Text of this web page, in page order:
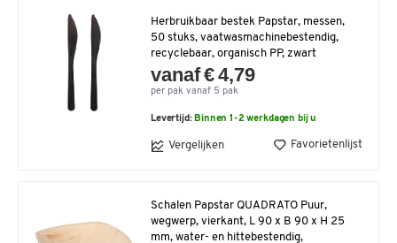
Herbruikbaar bestek Papstar, messen,
50 stuks, vaatwasmachinebestendig,
recyclebaar, organisch PP, zwart
vanaf € 4,79
per pak vanaf 5 pak
Levertijd: Binnen 1-2 werkdagen bij u
Vergelijken Favorietenlijst
Schalen Papstar QUADRATO Puur,
wegwerp, vierkant, L 90 x B 90 x H 25
mm, water- en hittebestendig,